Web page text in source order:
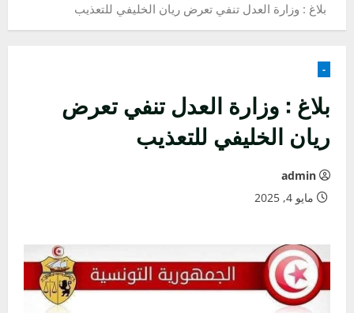
بلاغ : وزارة العدل تنفي تعرض ريان الخليفي للتعذيب
-
بلاغ : وزارة العدل تنفي تعرض
ريان الخليفي للتعذيب
admin
مايو 4, 2025